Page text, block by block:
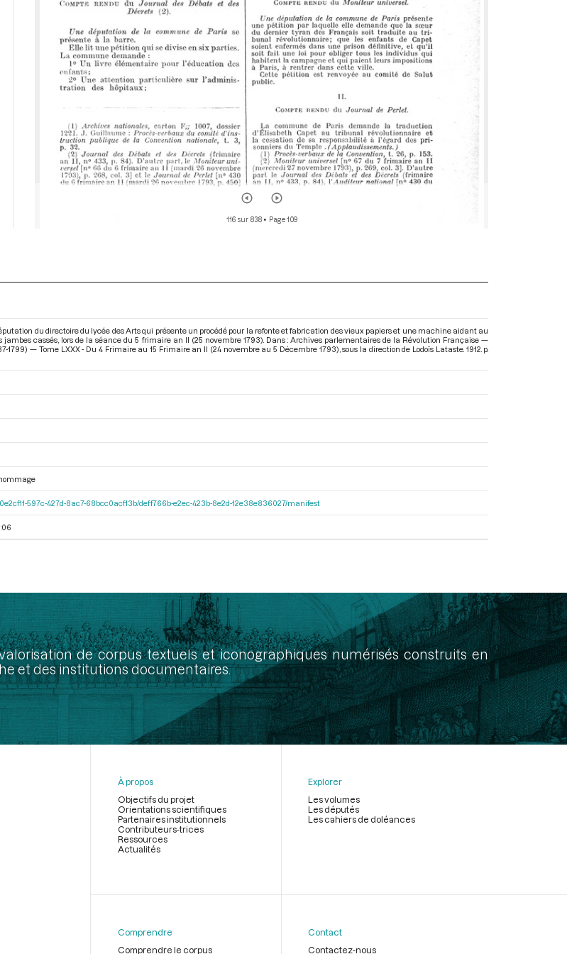
116 sur 838• Page 109
du directoire du lycée des Arts qui présente un procédé pour la refonte et fabrication des vieux papiers et une machine aidant au
jambes cassés, lors de la séance du 5 frimaire an II (25 novembre 1793). Dans : Archives parlementaires de la Révolution Française —
1799) — Tome LXXX - Du 4 Frimaire au 15 Frimaire an II (24 novembre au 5 Décembre 1793) , sous la direction de Lodoïs Lataste. 1912. p.
597c-427d-8ac7-68bcc0acf13b/deff766b-e2ec-423b-8e2d-12e38e836027/manifest
de corpus textuels et iconographiques numérisés construits en
et des institutions documentaires.
page
À propos
Objectifs du projet
Orientations scientifiques
Partenaires institutionnels
Contributeurs-trices
Ressources
Actualités
Explorer
Les volumes
Les députés
Les cahiers de doléances
Comprendre
Comprendre le corpus
Contact
Contactez-nous